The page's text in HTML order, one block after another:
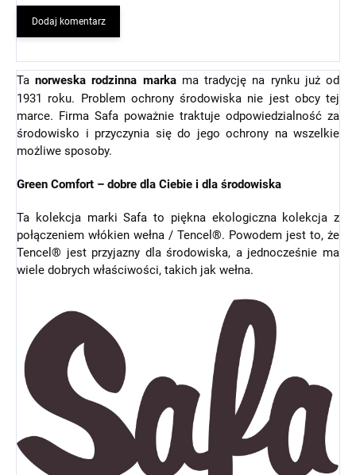
Dodaj komentarz
Tanorweska rodzinna markama tradycję na rynku już od
1931 roku. Problem ochrony środowiska nie jest obcy tej
marce. Firma Safa poważnie traktuje odpowiedzialność za
środowisko i przyczynia się do jego ochrony na wszelkie
możliwe sposoby.
Green Comfort – dobre dla Ciebie i dla środowiska
Ta kolekcja marki Safa to piękna ekologiczna kolekcja z
połączeniem włókien wełna / Tencel®. Powodem jest to, że
Tencel® jest przyjazny dla środowiska, a jednocześnie ma
wiele dobrych właściwości, takich jak wełna.